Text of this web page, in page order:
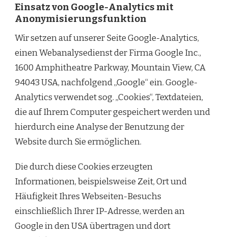
Einsatz von Google-Analytics mit
Anonymisierungsfunktion
Wir setzen auf unserer Seite Google-Analytics,
einen Webanalysedienst der Firma Google Inc.,
1600 Amphitheatre Parkway, Mountain View, CA
94043 USA, nachfolgend „Google“ ein. Google-
Analytics verwendet sog. „Cookies“, Textdateien,
die auf Ihrem Computer gespeichert werden und
hierdurch eine Analyse der Benutzung der
Website durch Sie ermöglichen.
Die durch diese Cookies erzeugten
Informationen, beispielsweise Zeit, Ort und
Häufigkeit Ihres Webseiten-Besuchs
einschließlich Ihrer IP-Adresse, werden an
Google in den USA übertragen und dort